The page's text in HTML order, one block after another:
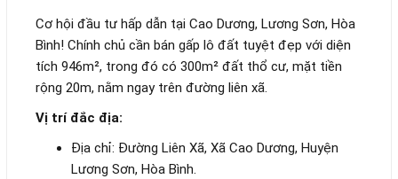
Cơ hội đầu tư hấp dẫn tại Cao Dương, Lương Sơn, Hòa
Bình! Chính chủ cần bán gấp lô đất tuyệt đẹp với diện
tích 946m², trong đó có 300m² đất thổ cư, mặt tiền
rộng 20m, nằm ngay trên đường liên xã.
Vị trí đắc địa:
Địa chỉ: Đường Liên Xã, Xã Cao Dương, Huyện
Lương Sơn, Hòa Bình.